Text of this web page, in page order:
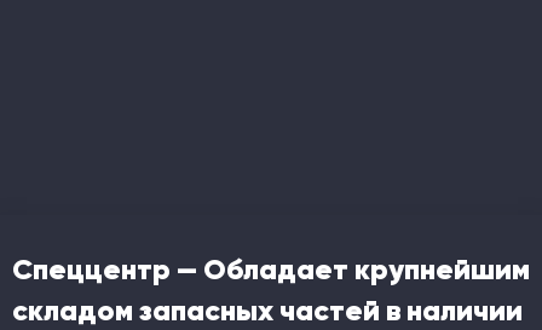
Спеццентр — Обладает крупнейшим
складом запасных частей в наличии